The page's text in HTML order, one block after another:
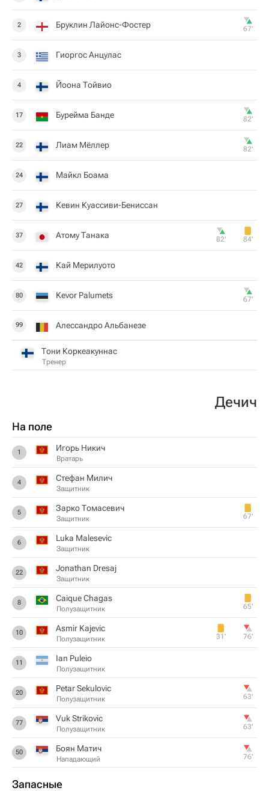
2 Бруклин Лайонс-Фостер 67‎’‎
3 Гиоргос Анцулас
4 Йоона Тойвио
17 Бурейма Банде 82‎’‎
22 Лиам Мёллер 82‎’‎
24 Майкл Боама
27 Кевин Куассиви-Бениссан
37 Атому Танака 82‎’‎ 84‎’‎
42 Кай Мерилуото
80 Kevor Palumets 67‎’‎
99 Алессандро Альбанезе
Тони Коркеакуннас
Тренер
Дечич
На поле
1 Игорь Никич
Вратарь
4 Стефан Милич
Защитник
5 Зарко Томасевич
Защитник 67‎’‎
6 Luka Malesevic
Защитник
22 Jonathan Dresaj
Защитник
8 Caique Chagas
Полузащитник 65‎’‎
10 Asmir Kajevic
Полузащитник 31‎’‎ 76‎’‎
11 Ian Puleio
Полузащитник
20 Petar Sekulovic
Полузащитник 63‎’‎
77 Vuk Strikovic
Полузащитник 63‎’‎
50 Боян Матич
Нападающий 76‎’‎
Запасные